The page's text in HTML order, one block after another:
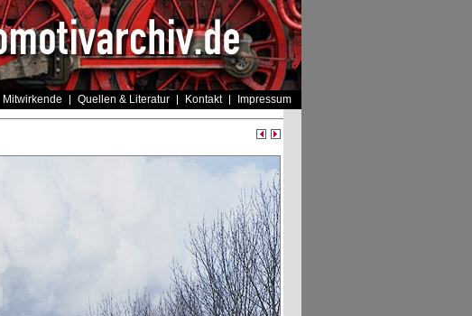
Mitwirkende Quellen & Literatur Kontakt Impressum